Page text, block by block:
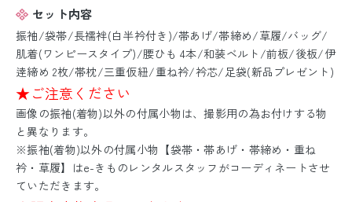
セット内容
振袖/袋帯/長襦袢(白半衿付き)/帯あげ/帯締め/草履/バッグ/
肌着(ワンピースタイプ)/腰ひも 4本/和装ベルト/前板/後板/伊
逹締め 2枚/帯枕/三重仮紐/重ね衿/衿芯/足袋(新品プレゼント)
★ご注意ください
画像の振袖(着物)以外の付属小物は、撮影用の為お付けする物
と異なります。
※振袖(着物)以外の付属小物【袋帯・帯あげ・帯締め・重ね
衿・草履】はe-きものレンタルスタッフがコーディネートさせ
ていただきます。